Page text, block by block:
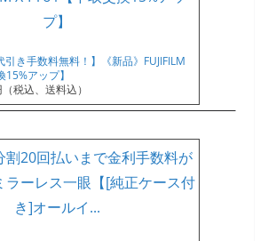
引き手数料無料！】《新品》FUJIFILM
アップ】
税込、送料込）